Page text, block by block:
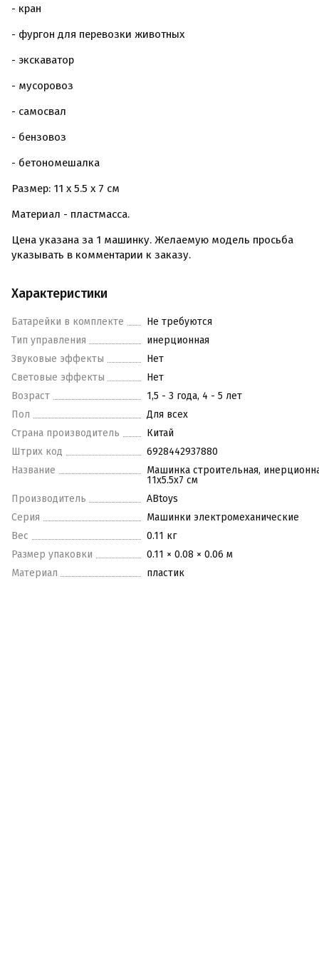
- кран
- фургон для перевозки животных
- экскаватор
- мусоровоз
- самосвал
- бензовоз
- бетономешалка
Размер: 11 x 5.5 x 7 см
Материал - пластмасса.
Цена указана за 1 машинку. Желаемую модель просьба
указывать в комментарии к заказу.
Характеристики
Батарейки в комплекте
Не требуются
Тип управления
инерционная
Звуковые эффекты
Нет
Световые эффекты
Нет
Возраст
1,5 - 3 года, 4 - 5 лет
Пол
Для всех
Страна производитель
Китай
Штрих код
6928442937880
Название
Машинка строительная,
11x5.5x7 см
Производитель
ABtoys
Серия
Машинки электромеханические
Вес
0.11 кг
Размер упаковки
0.11 × 0.08 × 0.06 м
Материал
пластик